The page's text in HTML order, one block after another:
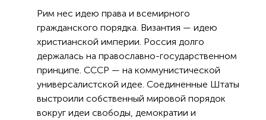
Рим нес идею права и всемирного
гражданского порядка. Византия — идею
христианской империи. Россия долго
держалась на православно-государственном
принципе. СССР — на коммунистической
универсалистской идее. Соединенные Штаты
выстроили собственный мировой порядок
вокруг идеи свободы, демократии и